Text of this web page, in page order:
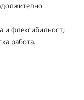
и флексибилност;
работа.